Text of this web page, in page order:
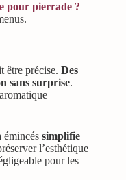
pour pierrade ?
être précise. Des
sans surprise.
émincés simplifie
l’esthétique
pour les